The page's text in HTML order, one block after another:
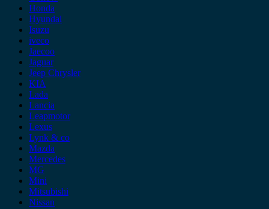
Honda
Hyundai
Isuzu
iveco
Jaecoo
Jaguar
Jeep Chrysler
KIA
Lada
Lancia
Leapmotor
Lexus
Lynk & co
Mazda
Mercedes
MG
Mini
Mitsubishi
Nissan